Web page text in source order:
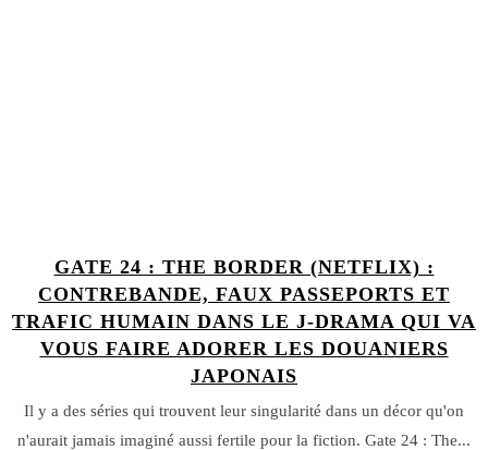
GATE 24 : THE BORDER (NETFLIX) :
CONTREBANDE, FAUX PASSEPORTS ET
TRAFIC HUMAIN DANS LE J-DRAMA QUI VA
VOUS FAIRE ADORER LES DOUANIERS
JAPONAIS
Il y a des séries qui trouvent leur singularité dans un décor qu'on
n'aurait jamais imaginé aussi fertile pour la fiction. Gate 24 : The...